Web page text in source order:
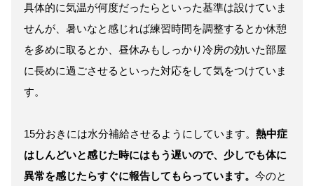
具体的に気温が何度だったらといった基準は設けていま
せんが、暑いなと感じれば練習時間を調整するとか休憩
を多めに取るとか、昼休みもしっかり冷房の効いた部屋
に長めに過ごさせるといった対応をして気をつけていま
す。
15分おきには水分補給させるようにしています。 熱中症
はしんどいと感じた時にはもう遅いので、少しでも体に
異常を感じたらすぐに報告してもらっています。 今のと